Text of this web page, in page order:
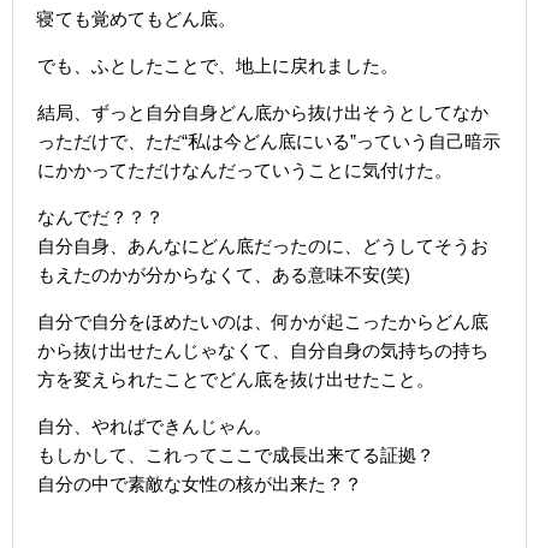
寝ても覚めてもどん底。
でも、ふとしたことで、地上に戻れました。
結局、ずっと自分自身どん底から抜け出そうとしてなか
っただけで、ただ“私は今どん底にいる”っていう自己暗示
にかかってただけなんだっていうことに気付けた。
なんでだ？？？
自分自身、あんなにどん底だったのに、どうしてそうお
もえたのかが分からなくて、ある意味不安(笑)
自分で自分をほめたいのは、何かが起こったからどん底
から抜け出せたんじゃなくて、自分自身の気持ちの持ち
方を変えられたことでどん底を抜け出せたこと。
自分、やればできんじゃん。
もしかして、これってここで成長出来てる証拠？
自分の中で素敵な女性の核が出来た？？